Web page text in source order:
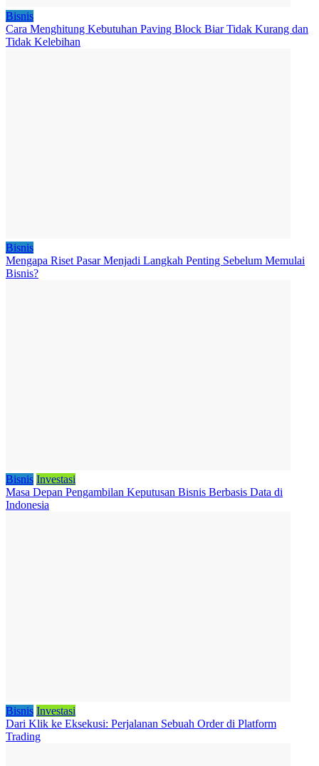
Bisnis
Cara Menghitung Kebutuhan Paving Block Biar Tidak Kurang dan
Tidak Kelebihan
Bisnis
Mengapa Riset Pasar Menjadi Langkah Penting Sebelum Memulai
Bisnis?
Bisnis Investasi
Masa Depan Pengambilan Keputusan Bisnis Berbasis Data di
Indonesia
Bisnis Investasi
Dari Klik ke Eksekusi: Perjalanan Sebuah Order di Platform
Trading